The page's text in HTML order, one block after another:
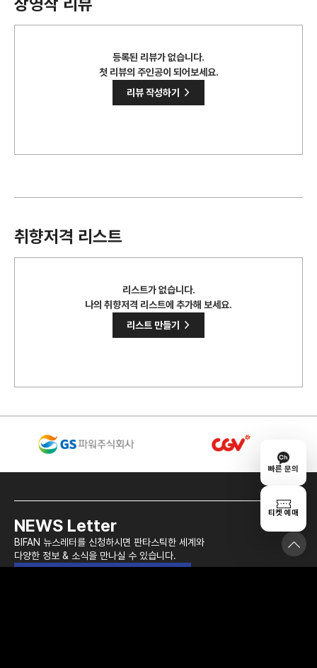
빠른 문의
티켓 예매
등록된 리뷰가 없습니다.
첫 리뷰의 주인공이 되어보세요.
리뷰 작성하기
>
취향저격 리스트
리스트가 없습니다.
나의 취향저격 리스트에 추가해 보세요.
리스트 만들기
>
NEWS Letter
BIFAN 뉴스레터를 신청하시면 판타스틱한 세계와
다양한 정보 & 소식을 만나실 수 있습니다.